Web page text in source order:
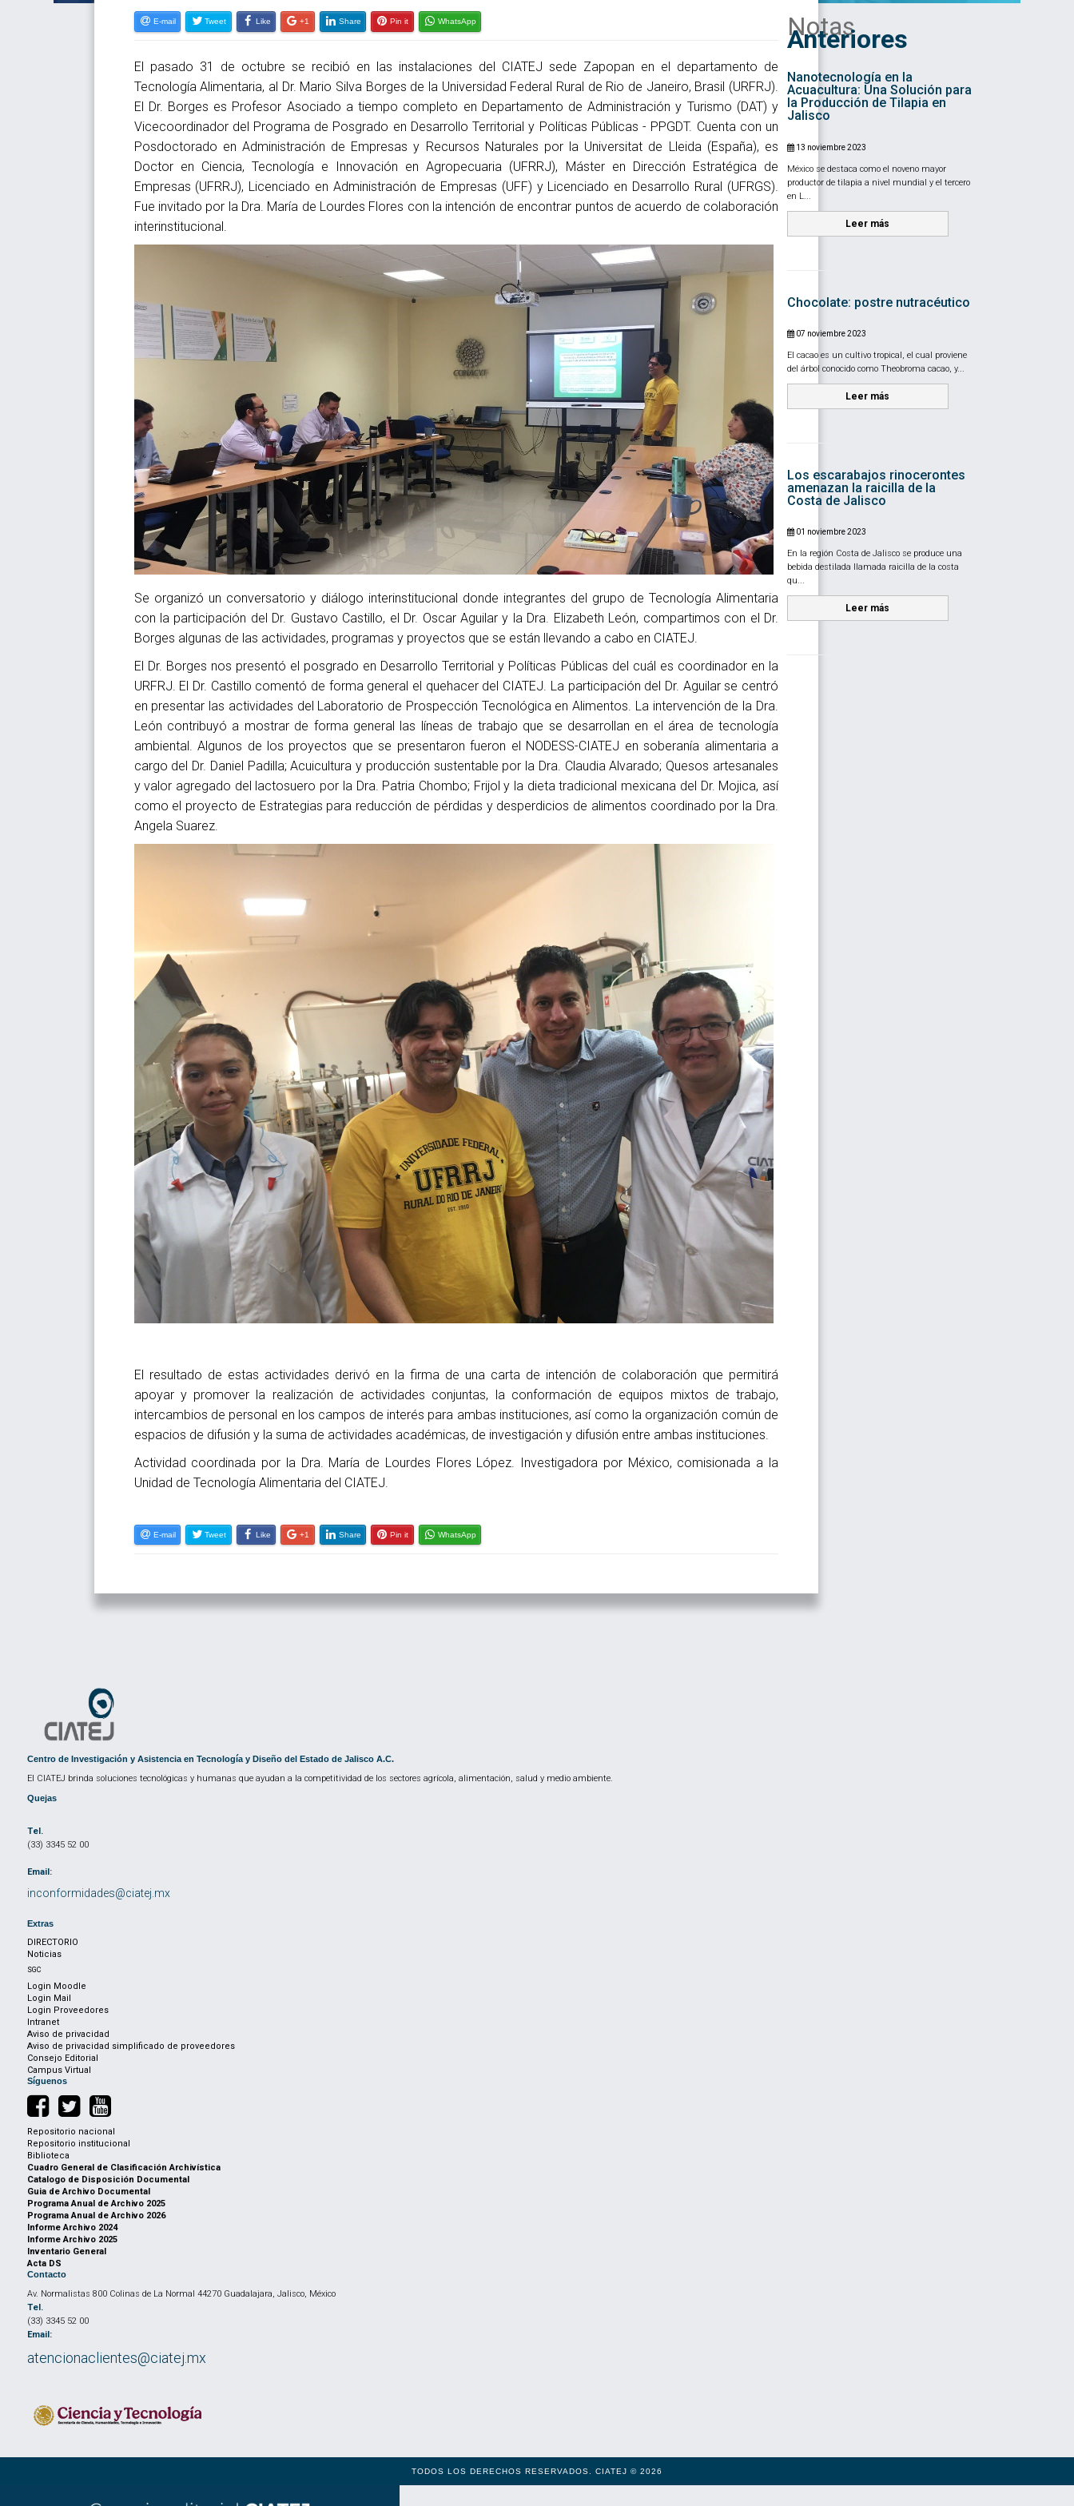
E-mail Tweet Like +1 Share Pin it WhatsApp
El pasado 31 de octubre se recibió en las instalaciones del CIATEJ sede Zapopan en el departamento de
Tecnología Alimentaria, al Dr. Mario Silva Borges de la Universidad Federal Rural de Rio de Janeiro, Brasil (URFRJ).
El Dr. Borges es Profesor Asociado a tiempo completo en Departamento de Administración y Turismo (DAT) y
Vicecoordinador del Programa de Posgrado en Desarrollo Territorial y Políticas Públicas - PPGDT. Cuenta con un
Posdoctorado en Administración de Empresas y Recursos Naturales por la Universitat de Lleida (España), es
Doctor en Ciencia, Tecnología e Innovación en Agropecuaria (UFRRJ), Máster en Dirección Estratégica de
Empresas (UFRRJ), Licenciado en Administración de Empresas (UFF) y Licenciado en Desarrollo Rural (UFRGS).
Fue invitado por la Dra. María de Lourdes Flores con la intención de encontrar puntos de acuerdo de colaboración
interinstitucional.
Se organizó un conversatorio y diálogo interinstitucional donde integrantes del grupo de Tecnología Alimentaria
con la participación del Dr. Gustavo Castillo, el Dr. Oscar Aguilar y la Dra. Elizabeth León, compartimos con el Dr.
Borges algunas de las actividades, programas y proyectos que se están llevando a cabo en CIATEJ.
El Dr. Borges nos presentó el posgrado en Desarrollo Territorial y Políticas Públicas del cuál es coordinador en la
URFRJ. El Dr. Castillo comentó de forma general el quehacer del CIATEJ. La participación del Dr. Aguilar se centró
en presentar las actividades del Laboratorio de Prospección Tecnológica en Alimentos. La intervención de la Dra.
León contribuyó a mostrar de forma general las líneas de trabajo que se desarrollan en el área de tecnología
ambiental. Algunos de los proyectos que se presentaron fueron el NODESS-CIATEJ en soberanía alimentaria a
cargo del Dr. Daniel Padilla; Acuicultura y producción sustentable por la Dra. Claudia Alvarado; Quesos artesanales
y valor agregado del lactosuero por la Dra. Patria Chombo; Frijol y la dieta tradicional mexicana del Dr. Mojica, así
como el proyecto de Estrategias para reducción de pérdidas y desperdicios de alimentos coordinado por la Dra.
Angela Suarez.
El resultado de estas actividades derivó en la firma de una carta de intención de colaboración que permitirá
apoyar y promover la realización de actividades conjuntas, la conformación de equipos mixtos de trabajo,
intercambios de personal en los campos de interés para ambas instituciones, así como la organización común de
espacios de difusión y la suma de actividades académicas, de investigación y difusión entre ambas instituciones.
Actividad coordinada por la Dra. María de Lourdes Flores López.
Investigadora por México, comisionada a la
Unidad de Tecnología Alimentaria del CIATEJ.
E-mail Tweet Like +1 Share Pin it WhatsApp
Notas
Anteriores
Nanotecnología en la
Acuacultura: Una Solución para
la Producción de Tilapia en
Jalisco
13 noviembre 2023
México se destaca como el noveno mayor
productor de tilapia a nivel mundial y el tercero
en L...
Leer más
Chocolate: postre nutracéutico
07 noviembre 2023
El cacao es un cultivo tropical, el cual proviene
del árbol conocido como Theobroma cacao, y...
Leer más
Los escarabajos rinocerontes
amenazan la raicilla de la
Costa de Jalisco
01 noviembre 2023
En la región Costa de Jalisco se produce una
bebida destilada llamada raicilla de la costa
qu...
Leer más
Centro de Investigación y Asistencia en Tecnología y Diseño del Estado de Jalisco A.C.
El CIATEJ brinda soluciones tecnológicas y humanas que ayudan a la competitividad de los sectores agrícola, alimentación, salud y medio ambiente.
Quejas
Tel.
(33) 3345 52 00
Email:
inconformidades@ciatej.mx
Extras
DIRECTORIO
Noticias
SGC
Login Moodle
Login Mail
Login Proveedores
Intranet
Aviso de privacidad
Aviso de privacidad simplificado de proveedores
Consejo Editorial
Campus Virtual
Síguenos
Repositorio nacional
Repositorio institucional
Biblioteca
Cuadro General de Clasificación Archivística
Catalogo de Disposición Documental
Guia de Archivo Documental
Programa Anual de Archivo 2025
Programa Anual de Archivo 2026
Informe Archivo 2024
Informe Archivo 2025
Inventario General
Acta DS
Contacto
Av. Normalistas 800 Colinas de La Normal 44270 Guadalajara, Jalisco, México
Tel.
(33) 3345 52 00
Email:
atencionaclientes@ciatej.mx
TODOS LOS DERECHOS RESERVADOS. CIATEJ © 2026